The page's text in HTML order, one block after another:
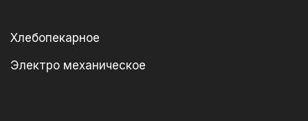
Хлебопекарное
Электро механическое